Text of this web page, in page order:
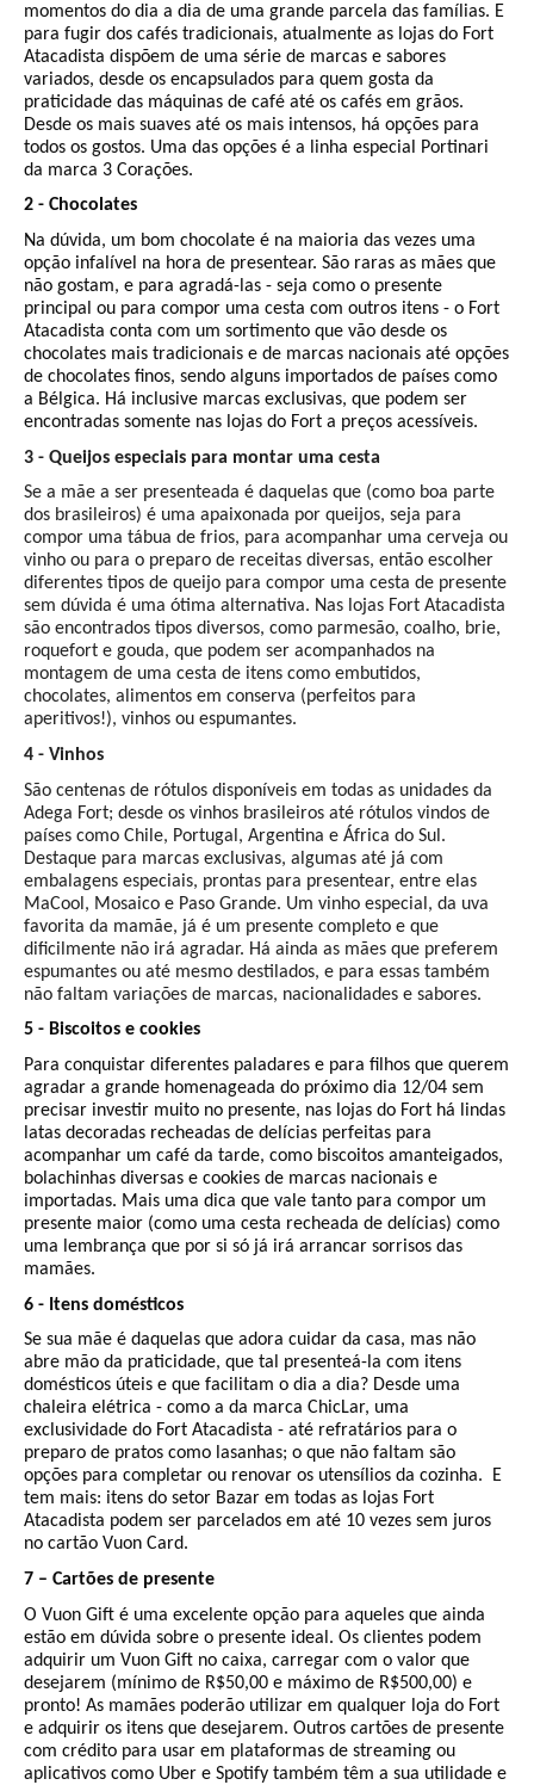
momentos do dia a dia de uma grande parcela das famílias. E
para fugir dos cafés tradicionais, atualmente as lojas do Fort
Atacadista dispõem de uma série de marcas e sabores
variados, desde os encapsulados para quem gosta da
praticidade das máquinas de café até os cafés em grãos.
Desde os mais suaves até os mais intensos, há opções para
todos os gostos. Uma das opções é a linha especial Portinari
da marca 3 Corações.
2 - Chocolates
Na dúvida, um bom chocolate é na maioria das vezes uma
opção infalível na hora de presentear. São raras as mães que
não gostam, e para agradá-las - seja como o presente
principal ou para compor uma cesta com outros itens - o Fort
Atacadista conta com um sortimento que vão desde os
chocolates mais tradicionais e de marcas nacionais até opções
de chocolates finos, sendo alguns importados de países como
a Bélgica. Há inclusive marcas exclusivas, que podem ser
encontradas somente nas lojas do Fort a preços acessíveis.
3 - Queijos especiais para montar uma cesta
Se a mãe a ser presenteada é daquelas que (como boa parte
dos brasileiros) é uma apaixonada por queijos, seja para
compor uma tábua de frios, para acompanhar uma cerveja ou
vinho ou para o preparo de receitas diversas, então escolher
diferentes tipos de queijo para compor uma cesta de presente
sem dúvida é uma ótima alternativa. Nas lojas Fort Atacadista
são encontrados tipos diversos, como parmesão, coalho, brie,
roquefort e gouda, que podem ser acompanhados na
montagem de uma cesta de itens como embutidos,
chocolates, alimentos em conserva (perfeitos para
aperitivos!), vinhos ou espumantes.
4 - Vinhos
São centenas de rótulos disponíveis em todas as unidades da
Adega Fort; desde os vinhos brasileiros até rótulos vindos de
países como Chile, Portugal, Argentina e África do Sul.
Destaque para marcas exclusivas, algumas até já com
embalagens especiais, prontas para presentear, entre elas
MaCool, Mosaico e Paso Grande. Um vinho especial, da uva
favorita da mamãe, já é um presente completo e que
dificilmente não irá agradar. Há ainda as mães que preferem
espumantes ou até mesmo destilados, e para essas também
não faltam variações de marcas, nacionalidades e sabores.
5 - Biscoitos e cookies
Para conquistar diferentes paladares e para filhos que querem
agradar a grande homenageada do próximo dia 12/04 sem
precisar investir muito no presente, nas lojas do Fort há lindas
latas decoradas recheadas de delícias perfeitas para
acompanhar um café da tarde, como biscoitos amanteigados,
bolachinhas diversas e cookies de marcas nacionais e
importadas. Mais uma dica que vale tanto para compor um
presente maior (como uma cesta recheada de delícias) como
uma lembrança que por si só já irá arrancar sorrisos das
mamães.
6 - Itens domésticos
Se sua mãe é daquelas que adora cuidar da casa, mas não
abre mão da praticidade, que tal presenteá-la com itens
domésticos úteis e que facilitam o dia a dia? Desde uma
chaleira elétrica - como a da marca ChicLar, uma
exclusividade do Fort Atacadista - até refratários para o
preparo de pratos como lasanhas; o que não faltam são
opções para completar ou renovar os utensílios da cozinha. E
tem mais: itens do setor Bazar em todas as lojas Fort
Atacadista podem ser parcelados em até 10 vezes sem juros
no cartão Vuon Card.
7 – Cartões de presente
O Vuon Gift é uma excelente opção para aqueles que ainda
estão em dúvida sobre o presente ideal. Os clientes podem
adquirir um Vuon Gift no caixa, carregar com o valor que
desejarem (mínimo de R$50,00 e máximo de R$500,00) e
pronto! As mamães poderão utilizar em qualquer loja do Fort
e adquirir os itens que desejarem. Outros cartões de presente
com crédito para usar em plataformas de streaming ou
aplicativos como Uber e Spotify também têm a sua utilidade e